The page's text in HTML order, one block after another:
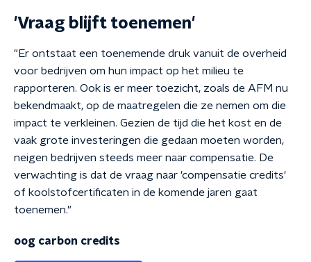
'Vraag blijft toenemen'
"Er ontstaat een toenemende druk vanuit de overheid
voor bedrijven om hun impact op het milieu te
rapporteren. Ook is er meer toezicht, zoals de AFM nu
bekendmaakt, op de maatregelen die ze nemen om die
impact te verkleinen. Gezien de tijd die het kost en de
vaak grote investeringen die gedaan moeten worden,
neigen bedrijven steeds meer naar compensatie. De
verwachting is dat de vraag naar 'compensatie credits'
of koolstofcertificaten in de komende jaren gaat
toenemen."
oog carbon credits